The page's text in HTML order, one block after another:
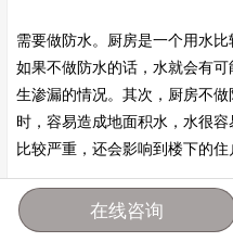
需要做防水。厨房是一个用水
如果不做防水的话，水就会有
生渗漏的情况。其次，厨房不
时，容易造成地面积水，水很
比较严重，还会影响到楼下的住
首页 报价
在线咨询